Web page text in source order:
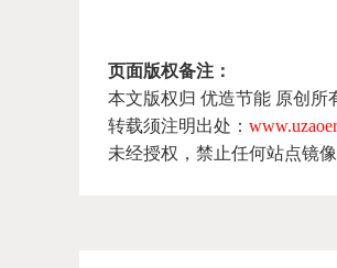
页面版权备注：
本文版权归 优造节能 原创所
转载须注明出处：
未经授权，禁止任何站点镜